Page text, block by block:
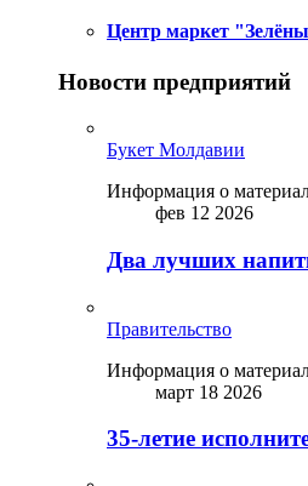
Центр маркет
Новости предприятий
Букет Молдавии
Информация о
фев 12 2026
Два лучших
Правительство
Информация о
март 18 2026
35-летие